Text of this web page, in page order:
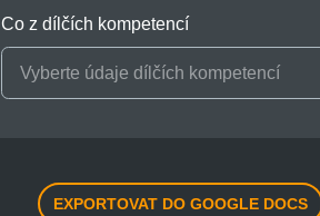
Co z dílčích kompetencí
Vyberte údaje dílčích kompetencí
EXPORTOVAT DO GOOGLE DOCS